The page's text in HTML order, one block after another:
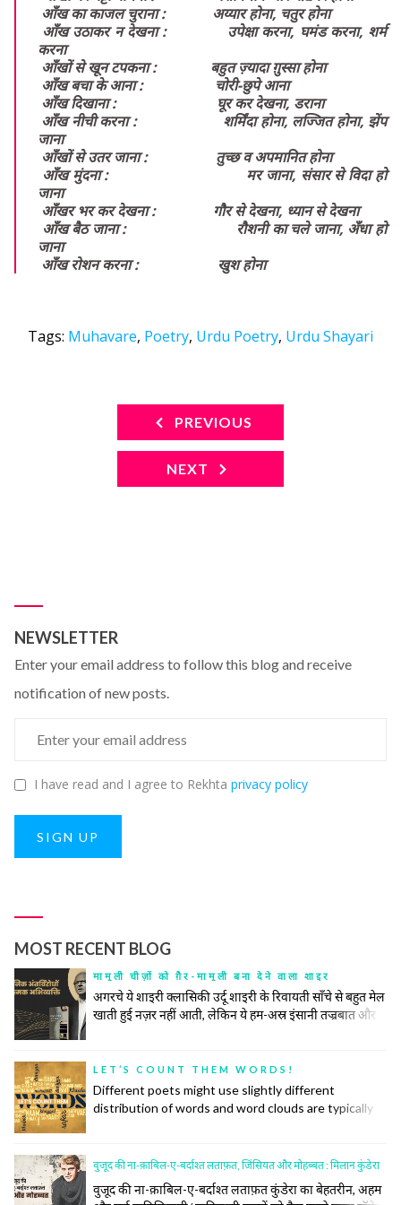
आँख का काजल चुराना :             अय्यार होना, चतुर होना
करना
आँखों से खून टपकना :               बहुत ज़्यादा ग़ुस्सा होना
आँख बचा के आना :                    चोरी-छुपे आना
आँख दिखाना :                            घूर कर देखना, डराना
जाना
आँखों से उतर जाना :                   तुच्छ व अपमानित होना
जाना
आँखर भर कर देखना :                गौर से देखना, ध्यान से देखना
जाना
आँख रोशन करना :                      खुश होना
Tags: Muhavare, Poetry, Urdu Poetry, Urdu Shayari
PREVIOUS
NEXT
NEWSLETTER
Enter your email address to follow this blog and receive
notification of new posts.
I have read and I agree to Rekhta privacy policy
SIGN UP
MOST RECENT BLOG
मामूली चीज़ों को ग़ैर-मामूली बना देने वाला शाइर
अगरचे ये शाइरी क्लासिकी उर्दू शाइरी के रिवायती साँचे से बहुत मेल
खाती हुई नज़र नहीं आती, लेकिन ये हम-अस्र इंसानी तज्रबात और
सलाहियतों के इज़हार का अमल नहीं बल्कि किसी नादीदा-ओ-
नायाब नुक्ते की तलाश, समाजी हक़ीक़तों के बयान और इंसानी वुजूद
की पेचीदा तहों को बे-नक़ाब करने का ज़रीआ है।
LET’S COUNT THEM WORDS!
Different poets might use slightly different
distribution of words and word clouds are typically
used, the bigger it is on the cloud. So, let us make
these word clouds for some prominent poets and
see if they convey some insight into their
वुजूद की ना-क़ाबिल-ए-बर्दाश्त लताफ़त, जिंसियत और मोहब्बत : मिलान कुंडेरा
वुजूद की ना-क़ाबिल-ए-बर्दाश्त लताफ़त कुंडेरा का बेहतरीन, अहम